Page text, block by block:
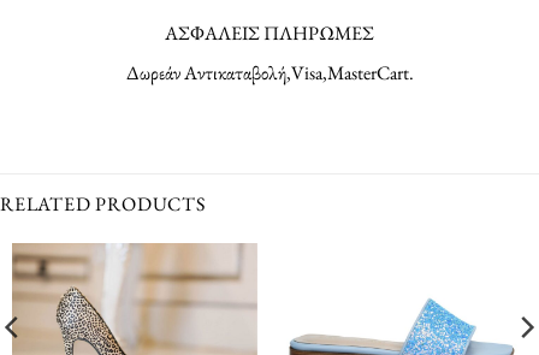
ΑΣΦΑΛΕΙΣ ΠΛΗΡΩΜΕΣ
Δωρεάν Αντικαταβολή,Visa,MasterCart.
RELATED PRODUCTS